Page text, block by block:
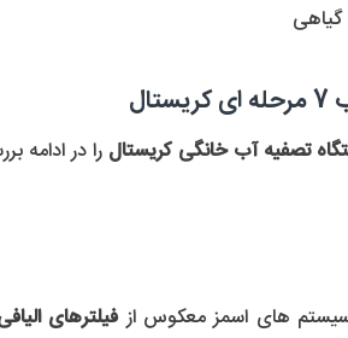
گیاهی
تصفیه آب خانگی کریستال را در ادامه
سیستم های اسمز معکوس ازفیلترهای